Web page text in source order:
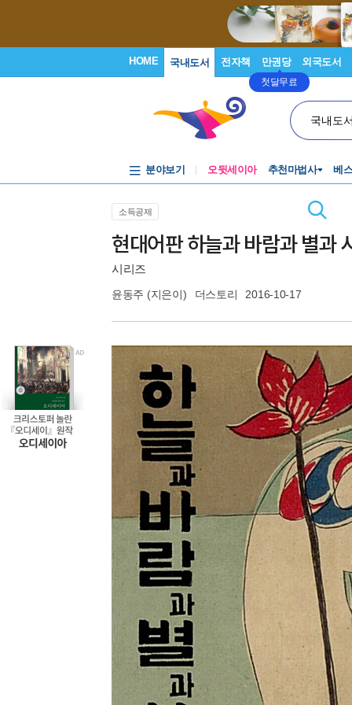
HOME 국내도서 전자책 만권당
첫달무료
외국도서
국내도
분야보기 오뒷세이아 추천마법사 베
소득공제
현대어판 하늘과 바람과 별과
시리즈
윤동주 (지은이) 더스토리 2016-10-17